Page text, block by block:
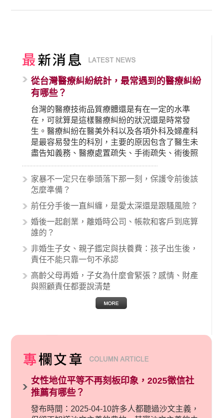
從台灣醫療糾紛統計，最常遇到的醫療糾紛
有哪些？
台灣的醫療技術品質療體還是有在一定的水準
在，可就算是這樣醫療糾紛的狀況還是時常發
生。醫療糾紛在醫美外科以及各項外科及婦產科
是最容易發生的科別，主要的原因包含了醫生未
盡告知義務、醫療處置疏失、手術疏失、術後照
顧失當、醫療費用的收取。雖然醫學進步，但醫
生與病患之間引起的糾紛還是經常發生。很多案
例中最後都走向訴訟流程，我們如果不幸遇到相
的內容其實非常多，有些案例…
家暴不一定只在拳頭落下那一刻，保護令前後該
怎麼準備？
前任分手後一直糾纏，是愛太深還是跟騷風險？
婚後一起創業，離婚時公司、帳款和客戶到底算
誰的？
非婚生子女、親子鑑定與扶養費：孩子出生後，
責任不能只靠一句不承認
高齡父母再婚，子女為什麼會緊張？感情、財產
與照顧責任都要說清楚
女性地位平等不再刻板印象，2025徵信社
推薦有哪些？
發布時間：2025-04-10許多人都聽過沙文主義，